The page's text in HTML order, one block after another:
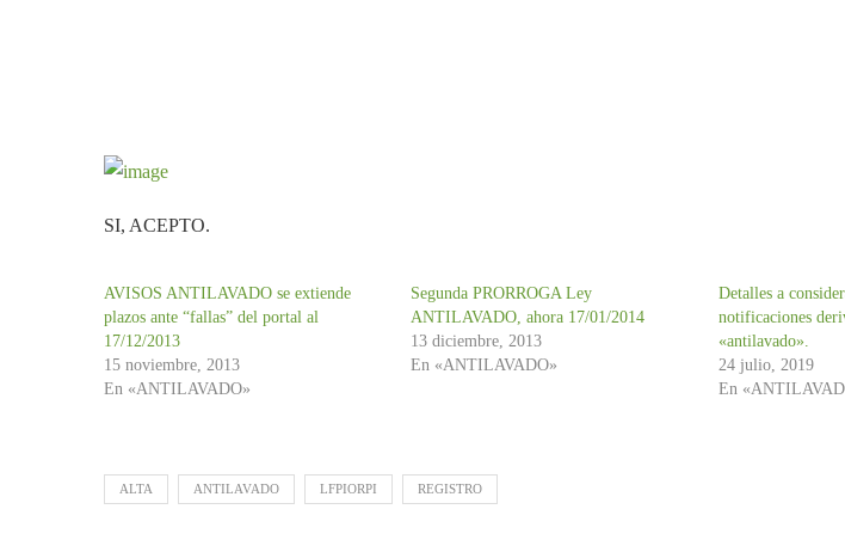
SI, ACEPTO.
AVISOS ANTILAVADO se extiende
plazos ante “fallas” del portal al
17/12/2013
15 noviembre, 2013
En «ANTILAVADO»
Segunda PRORROGA Ley
ANTILAVADO, ahora 17/01/2014
13 diciembre, 2013
En «ANTILAVADO»
Detalles a
notificaciones
«antilavado».
24 julio, 2019
En
ALTA ANTILAVADO LFPIORPI REGISTRO